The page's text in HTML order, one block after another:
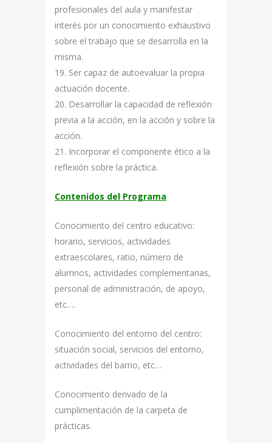
profesionales del aula y manifestar
interés por un conocimiento exhaustivo
sobre el trabajo que se desarrolla en la
misma.
19. Ser capaz de autoevaluar la propia
actuación docente.
20. Desarrollar la capacidad de reflexión
previa a la acción, en la acción y sobre la
acción.
21. Incorporar el componente ético a la
reflexión sobre la práctica.
Contenidos del Programa
Conocimiento del centro educativo:
horario, servicios, actividades
extraescolares, ratio, número de
alumnos, actividades complementarias,
personal de administración, de apoyo,
etc….
Conocimiento del entorno del centro:
situación social, servicios del entorno,
actividades del barrio, etc…
Conocimiento derivado de la
cumplimentación de la carpeta de
prácticas.